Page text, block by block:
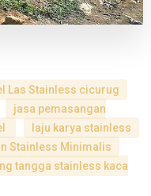
Las Stainless cicurug
jasa pemasangan
laju karya stainless
Stainless Minimalis
tangga stainless kaca